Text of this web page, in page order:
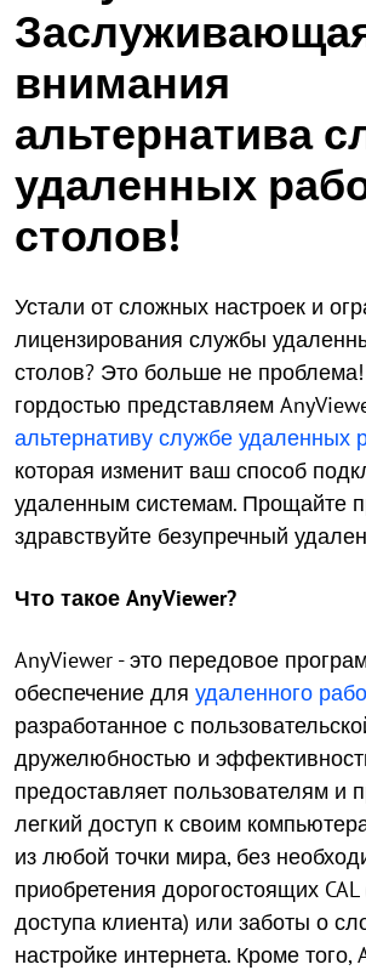
внимания
альтернатива
удаленных
столов!
Устали от сложных настроек и
лицензирования службы
столов? Это больше не
гордостью представляем
альтернативу службе удаленных
которая изменит ваш способ
удаленным системам. Прощайте
здравствуйте безупречный
Что такое AnyViewer?
AnyViewer - это передовое
обеспечение для удаленного
разработанное с
дружелюбностью и
предоставляет пользователям и
легкий доступ к своим
из любой точки мира, без
приобретения дорогостоящих
доступа клиента) или заботы о
настройке интернета. Кроме того,